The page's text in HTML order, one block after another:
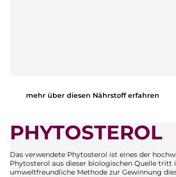
mehr über diesen Nährstoff erfahren
PHYTOSTEROL
Das verwendete Phytosterol ist eines der
Phytosterol aus dieser biologischen Quelle
umweltfreundliche Methode zur Gewinnung